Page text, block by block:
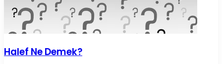
Halef Ne Demek?